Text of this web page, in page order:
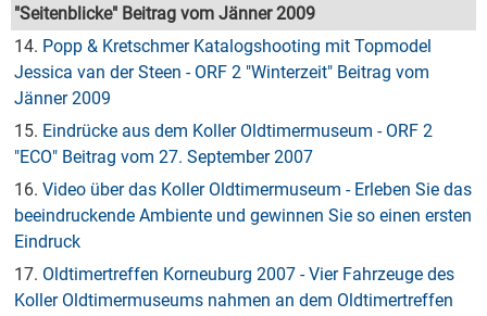
"Seitenblicke" Beitrag vom Jänner 2009
14. Popp & Kretschmer Katalogshooting mit Topmodel
Jessica van der Steen - ORF 2 "Winterzeit" Beitrag vom
Jänner 2009
15. Eindrücke aus dem Koller Oldtimermuseum - ORF 2
"ECO" Beitrag vom 27. September 2007
16. Video über das Koller Oldtimermuseum - Erleben Sie das
beeindruckende Ambiente und gewinnen Sie so einen ersten
Eindruck
17. Oldtimertreffen Korneuburg 2007 - Vier Fahrzeuge des
Koller Oldtimermuseums nahmen an dem Oldtimertreffen